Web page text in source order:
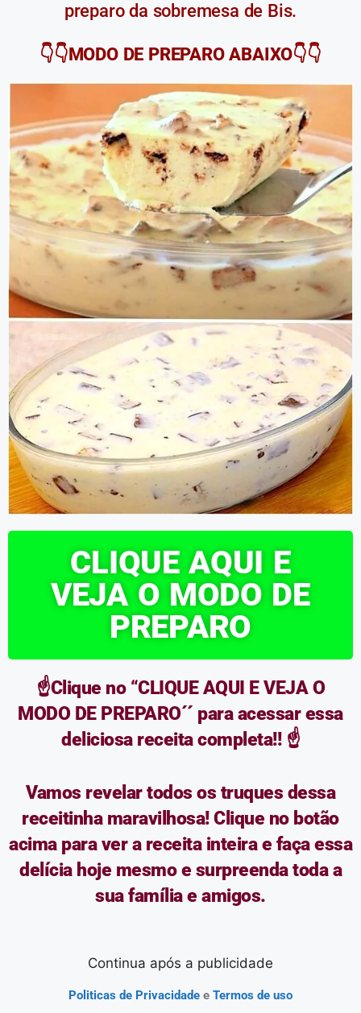
preparo da sobremesa de Bis.
👇👇MODO DE PREPARO ABAIXO👇👇
CLIQUE AQUI E
VEJA O MODO DE
PREPARO
☝️Clique no “CLIQUE AQUI E VEJA O
MODO DE PREPARO´´ para acessar essa
deliciosa receita completa!! ☝️
Vamos revelar todos os truques dessa
receitinha maravilhosa! Clique no botão
acima para ver a receita inteira e faça essa
delícia hoje mesmo e surpreenda toda a
sua família e amigos.
Continua após a publicidade
Politicas de Privacidade e Termos de uso